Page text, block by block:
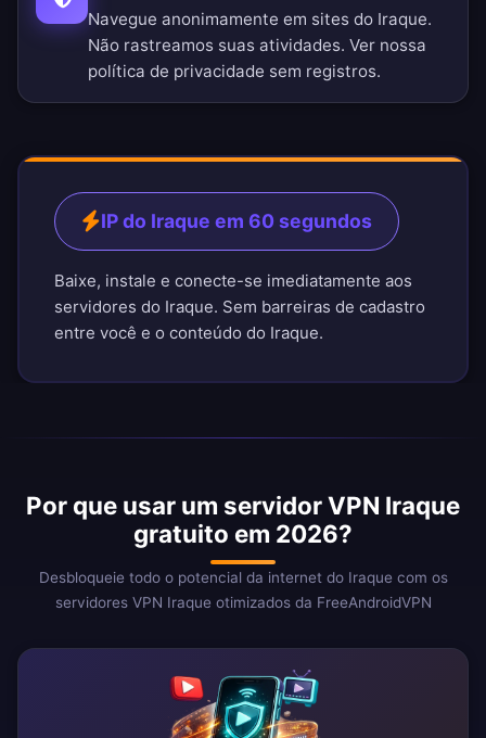
Navegue anonimamente em sites do Iraque.
Não rastreamos suas atividades. Ver nossa
política de privacidade sem registros.
IP do Iraque em 60 segundos
Baixe, instale e conecte-se imediatamente aos
servidores do Iraque. Sem barreiras de cadastro
entre você e o conteúdo do Iraque.
Por que usar um servidor VPN Iraque
gratuito em 2026?
Desbloqueie todo o potencial da internet do Iraque com os
servidores VPN Iraque otimizados da FreeAndroidVPN